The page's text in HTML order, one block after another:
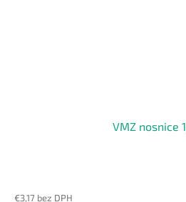
VMZ nosnice
€3,17 bez DPH